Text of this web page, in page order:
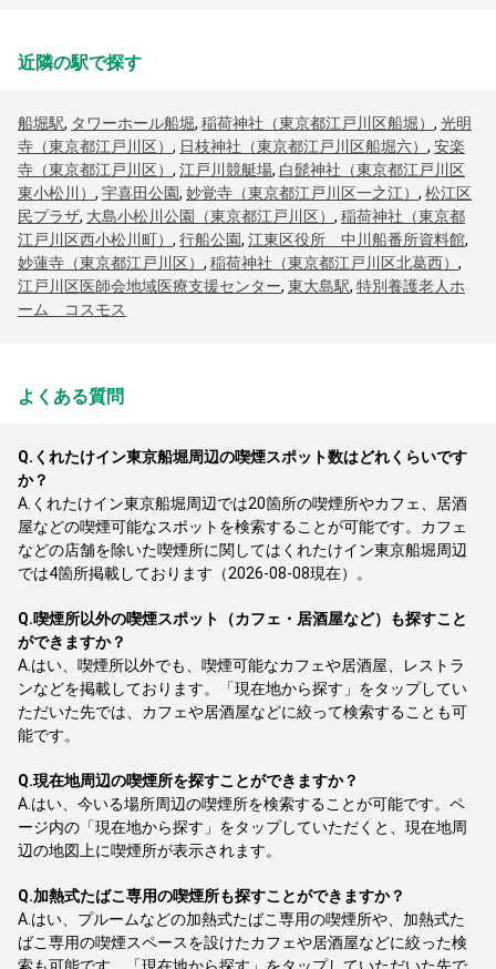
近隣の駅で探す
船堀駅, タワーホール船堀, 稲荷神社（東京都江戸川区船堀） , 光明
寺（東京都江戸川区） , 日枝神社（東京都江戸川区船堀六） , 安楽
寺（東京都江戸川区） , 江戸川競艇場, 白髭神社（東京都江戸川区
東小松川） , 宇喜田公園, 妙覚寺（東京都江戸川区一之江） , 松江区
民プラザ, 大島小松川公園（東京都江戸川区） , 稲荷神社（東京都
江戸川区西小松川町） , 行船公園, 江東区役所 中川船番所資料館,
妙蓮寺（東京都江戸川区） , 稲荷神社（東京都江戸川区北葛西） ,
江戸川区医師会地域医療支援センター, 東大島駅, 特別養護老人ホ
ーム コスモス
よくある質問
Q. くれたけイン東京船堀周辺の喫煙スポット数はどれくらいです
か？
A. くれたけイン東京船堀周辺では20箇所の喫煙所やカフェ、居酒
屋などの喫煙可能なスポットを検索することが可能です。カフェ
などの店舗を除いた喫煙所に関してはくれたけイン東京船堀周辺
では4箇所掲載しております（2026-08-08現在）。
Q.喫煙所以外の喫煙スポット（カフェ・居酒屋など）も探すこと
ができますか？
A. はい、喫煙所以外でも、喫煙可能なカフェや居酒屋、レストラ
ンなどを掲載しております。「現在地から探す」をタップしてい
ただいた先では、カフェや居酒屋などに絞って検索することも可
能です。
Q.現在地周辺の喫煙所を探すことができますか？
A. はい、今いる場所周辺の喫煙所を検索することが可能です。ペ
ージ内の「現在地から探す」をタップしていただくと、現在地周
辺の地図上に喫煙所が表示されます。
Q.加熱式たばこ専用の喫煙所も探すことができますか？
A. はい、プルームなどの加熱式たばこ専用の喫煙所や、加熱式た
ばこ専用の喫煙スペースを設けたカフェや居酒屋などに絞った検